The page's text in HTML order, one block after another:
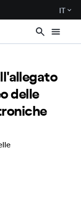
IT
delle